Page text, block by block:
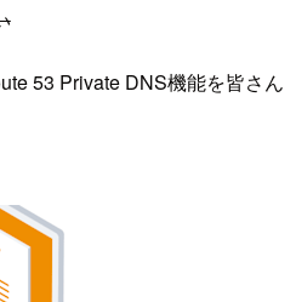
53 Private DNS機能を皆さん